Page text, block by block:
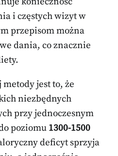
i częstych wizyt w
przepisom można
dania, co znacznie
jest to, że
niezbędnych
przy jednoczesnym
poziomu 1300-1500
deficyt sprzyja